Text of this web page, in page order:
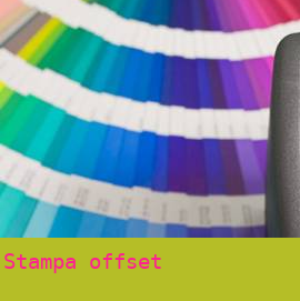
Stampa offset